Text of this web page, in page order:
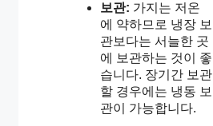
보관: 가지는 저온
에 약하므로 냉장 보
관보다는 서늘한 곳
에 보관하는 것이 좋
습니다. 장기간 보관
할 경우에는 냉동 보
관이 가능합니다.